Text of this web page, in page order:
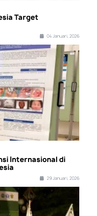
Target
04 Januari, 2026
Internasional di
29 Januari, 2026